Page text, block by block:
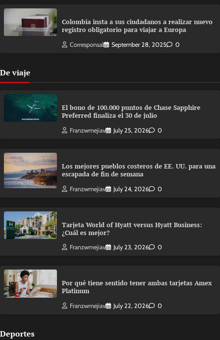
Colombia insta a sus ciudadanos a realizar nuevo
registro obligatorio para viajar a Europa
Corresponsal September 28, 2025 0
De viaje
El bono de 100.000 puntos de Chase Sapphire
Preferred finaliza el 30 de julio
Franzwmejiav July 25, 2026 0
Los mejores pueblos costeros de EE. UU. para una
escapada de fin de semana
Franzwmejiav July 24, 2026 0
Tarjeta World of Hyatt versus Hyatt Business:
¿Cuál es mejor?
Franzwmejiav July 23, 2026 0
Por qué tiene sentido tener ambas tarjetas Amex
Platinum
Franzwmejiav July 22, 2026 0
Deportes